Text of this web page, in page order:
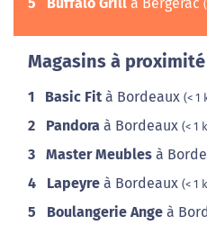
Magasins à proximité
1 Basic Fit à Bordeaux (< 1
2 Pandora à Bordeaux (< 1
3 Master Meubles à
4 Lapeyre à Bordeaux (< 1
5 Boulangerie Ange à